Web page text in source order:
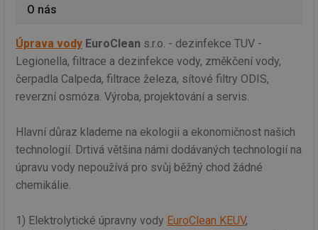
O nás
Úprava vody EuroClean s.r.o. - dezinfekce TUV -
Legionella, filtrace a dezinfekce vody, změkčení vody,
čerpadla Calpeda, filtrace železa, sítové filtry ODIS,
reverzní osmóza. Výroba, projektování a servis.
Hlavní důraz klademe na ekologii a ekonomičnost našich
technologií. Drtivá většina námi dodávaných technologií na
úpravu vody nepoužívá pro svůj běžný chod žádné
chemikálie.
1) Elektrolytické úpravny vody EuroClean KEUV,